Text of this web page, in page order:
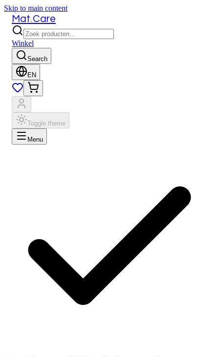
Skip to main content
Mat.Care
Winkel
Search
EN
Toggle theme
Menu